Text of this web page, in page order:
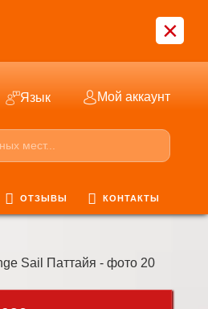
×
Язык Мой аккаунт
ОТЗЫВЫ КОНТАКТЫ
Sail Паттайя - фото 20